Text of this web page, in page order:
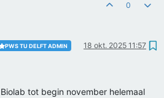
0
PWS TU DELFT ADMIN 18 okt. 2025 11:57
tot begin november helemaal